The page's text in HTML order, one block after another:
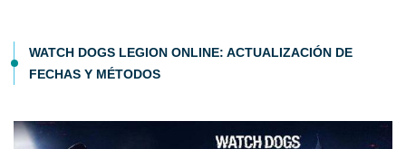
WATCH DOGS LEGION ONLINE: ACTUALIZACIÓN DE
FECHAS Y MÉTODOS